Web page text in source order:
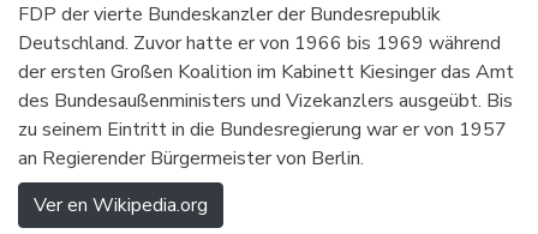
FDP der vierte Bundeskanzler der Bundesrepublik
Deutschland. Zuvor hatte er von 1966 bis 1969 während
der ersten Großen Koalition im Kabinett Kiesinger das Amt
des Bundesaußenministers und Vizekanzlers ausgeübt. Bis
zu seinem Eintritt in die Bundesregierung war er von 1957
an Regierender Bürgermeister von Berlin.
Ver en Wikipedia.org